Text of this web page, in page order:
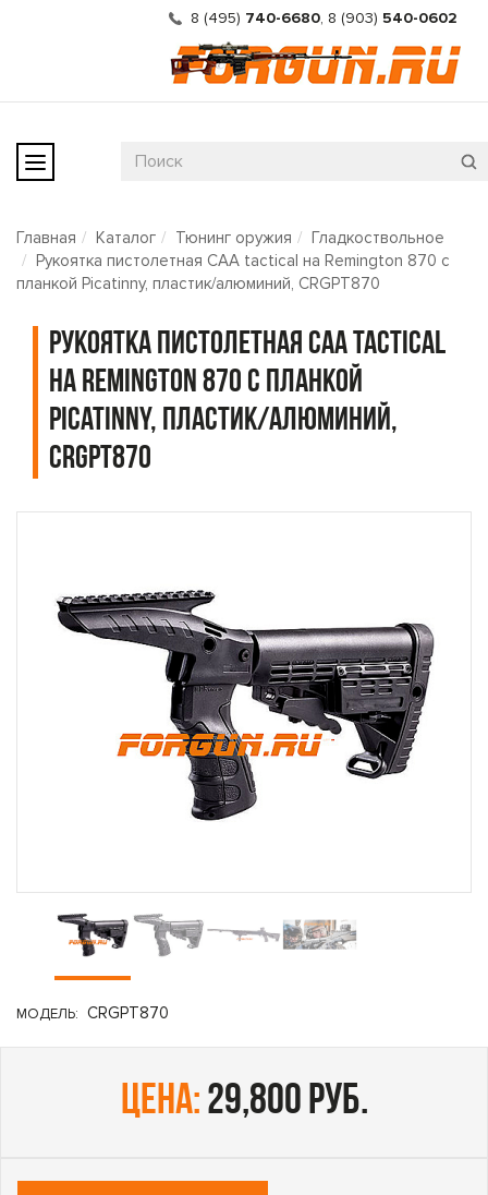
8 (495) 740-6680, 8 (903) 540-0602
Главная Каталог Тюнинг оружия
Гладкоствольное
Рукоятка пистолетная CAA tactical на Remington 870 с
планкой Picatinny, пластик/алюминий, CRGPT870
Рукоятка пистолетная CAA tactical
на Remington 870 с планкой
Picatinny, пластик/алюминий,
CRGPT870
МОДЕЛЬ: CRGPT870
цена: 29,800 руб.